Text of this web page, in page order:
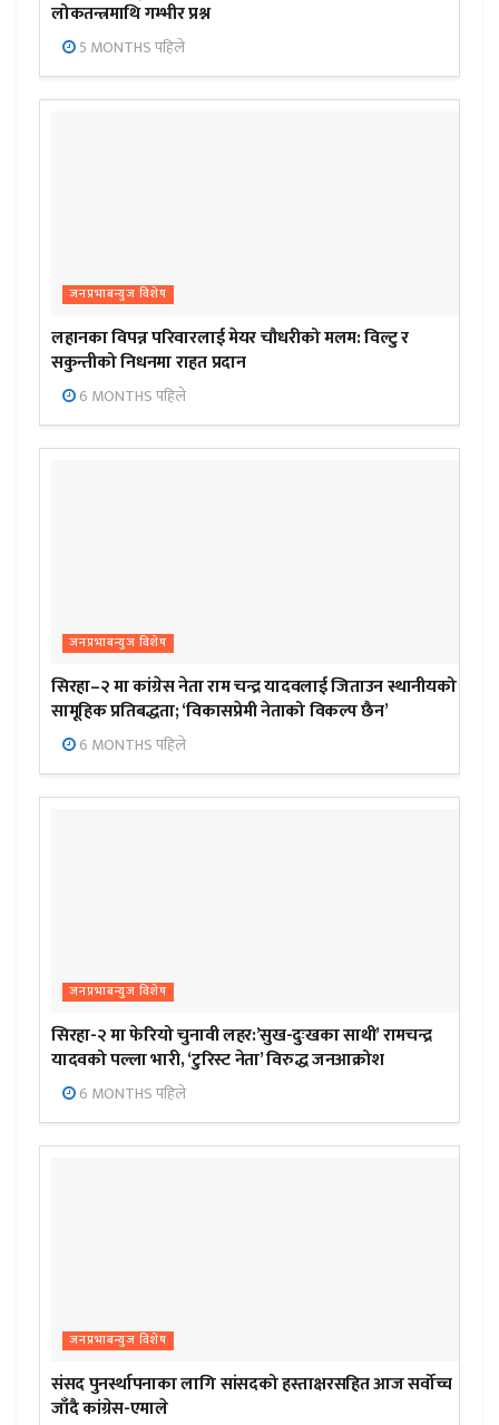
लोकतन्त्रमाथि गम्भीर प्रश्न
5 MONTHS पहिले
जनप्रभाबन्युज विशेष
लहानका विपन्न परिवारलाई मेयर चौधरीको मलम: विल्टु र
सकुन्तीको निधनमा राहत प्रदान
6 MONTHS पहिले
जनप्रभाबन्युज विशेष
सिरहा–२ मा कांग्रेस नेता राम चन्द्र यादवलाई जिताउन स्थानीयको
सामूहिक प्रतिबद्धता; ‘विकासप्रेमी नेताको विकल्प छैन’
6 MONTHS पहिले
जनप्रभाबन्युज विशेष
सिरहा-२ मा फेरियो चुनावी लहर:’सुख-दुःखका साथी’ रामचन्द्र
यादवको पल्ला भारी, ‘टुरिस्ट नेता’ विरुद्ध जनआक्रोश
6 MONTHS पहिले
जनप्रभाबन्युज विशेष
संसद पुनर्स्थापनाका लागि सांसदको हस्ताक्षरसहित आज सर्वोच्च
जाँदै कांग्रेस-एमाले